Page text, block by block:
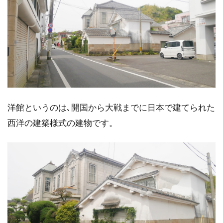
洋館というのは､開国から大戦までに日本で建てられた
西洋の建築様式の建物です。